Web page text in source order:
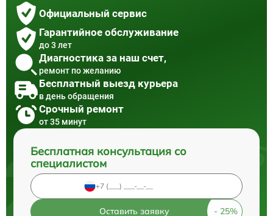
Официальный сервис
Гарантийное обслуживание
до 3 лет
Диагностика за наш счет,
ремонт по желанию
Бесплатный выезд курьера
в день обращения
Срочный ремонт
от 35 минут
Бесплатная консультация со
специалистом
Оставить заявку